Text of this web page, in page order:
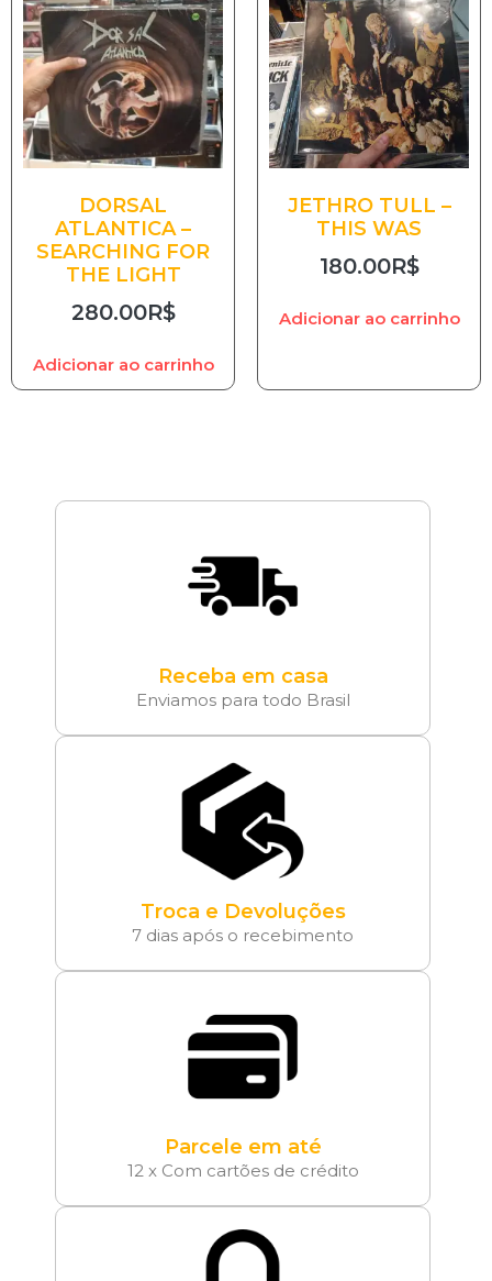
DORSAL
ATLANTICA –
SEARCHING FOR
THE LIGHT
280.00R$
Adicionar ao carrinho
JETHRO TULL –
THIS WAS
180.00R$
Adicionar ao carrinho
Receba em casa
Enviamos para todo Brasil
Troca e Devoluções
7 dias após o recebimento
Parcele em até
12 x Com cartões de crédito